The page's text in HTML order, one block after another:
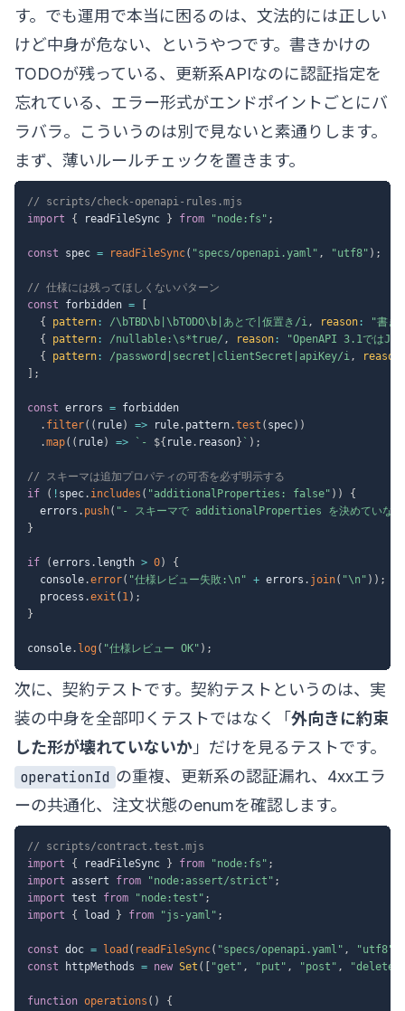
す。でも運用で本当に困るのは、文法的には正しい
けど中身が危ない、というやつです。書きかけの
TODOが残っている、更新系APIなのに認証指定を
忘れている、エラー形式がエンドポイントごとにバ
ラバラ。こういうのは別で見ないと素通りします。
まず、薄いルールチェックを置きます。
// scripts/check-openapi-rules.mjs
import
{ readFileSync } from "node:fs" ;
const spec = readFileSync( "specs/openapi.yaml" , "utf8" ) ;
// 仕様には残ってほしくないパターン
const forbidden =
{
pattern : /\bTBD\b|\bTODO\b|あとで|仮置き /i, reason :
"書き
{
pattern : /nullable:\s*true/ , reason :
"OpenAPI 3.1では
{
pattern : /password|secret|clientSecret|apiKey/i, reason
;
const errors = forbidden
. filter( ( rule) => rule. pattern.test ( spec) )
.map( ( rule) => ` - ${ rule. reason} ` ) ;
// スキーマは追加プロパティの可否を必ず明示する
if
( ! spec. includes ( "additionalProperties: false" ) )
{
  errors
. push( "- スキーマで additionalProperties を決めていな
}
if (errors . length > 0)
{
  console
.error( "仕様レビュー失敗:\n" + errors . join( "\n" ) ) ;
  process
.exit ( 1) ;
}
console. log ( "仕様レビュー OK" ) ;
次に、契約テストです。契約テストというのは、実
装の中身を全部叩くテストではなく「 外向きに約束
した形が壊れていないか 」だけを見るテストです。
operationId の重複、更新系の認証漏れ、4xxエラ
ーの共通化、注文状態のenumを確認します。
// scripts/contract.test.mjs
import
{ readFileSync } from "node:fs" ;
import assert from "node:assert/strict" ;
import test from "node:test" ;
import
{ load } from "js-yaml" ;
const doc = load ( readFileSync( "specs/openapi.yaml" , "utf8"
const httpMethods = new Set ( "get" , "put" , "post" , "delete"
function operations ( ) {